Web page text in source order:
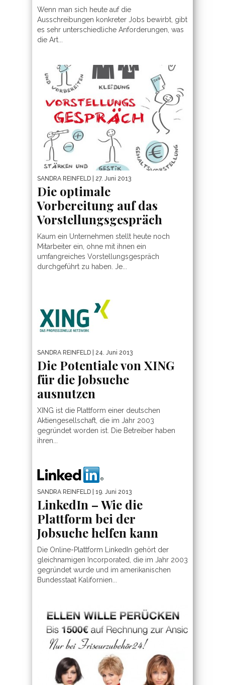
Wenn man sich heute auf die
Ausschreibungen konkreter Jobs bewirbt, gibt
es sehr unterschiedliche Anforderungen, was
die Art...
SANDRA REINFELD | 27. Juni 2013
Die optimale
Vorbereitung auf das
Vorstellungsgespräch
Kaum ein Unternehmen stellt heute noch
Mitarbeiter ein, ohne mit ihnen ein
umfangreiches Vorstellungsgespräch
durchgeführt zu haben. Je...
SANDRA REINFELD | 24. Juni 2013
Die Potentiale von XING
für die Jobsuche
ausnutzen
XING ist die Plattform einer deutschen
Aktiengesellschaft, die im Jahr 2003
gegründet worden ist. Die Betreiber haben
ihren...
SANDRA REINFELD | 19. Juni 2013
LinkedIn – Wie die
Plattform bei der
Jobsuche helfen kann
Die Online-Plattform LinkedIn gehört der
gleichnamigen Incorporated, die im Jahr 2003
gegründet wurde und im amerikanischen
Bundesstaat Kalifornien...